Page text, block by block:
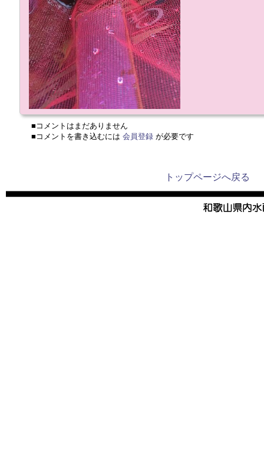
■コメントはまだありません
■コメントを書き込むには 会員登録 が必要です
トップページへ戻る